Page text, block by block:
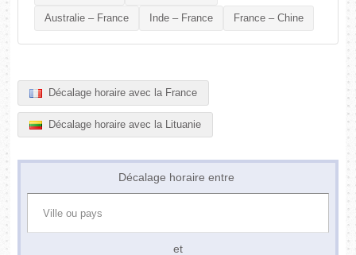
Australie – France Inde – France France – Chine
Décalage horaire avec la France
Décalage horaire avec la Lituanie
Décalage horaire entre
et